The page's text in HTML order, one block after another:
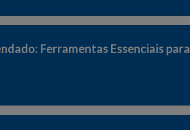
Ferramentas Essenciais para